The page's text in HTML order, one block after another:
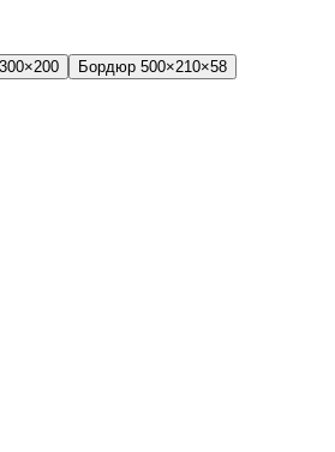
Бордюр 500×210×58